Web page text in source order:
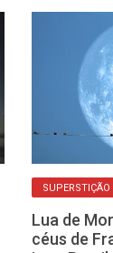
SUPERSTIÇÃO
Lua de
céus de